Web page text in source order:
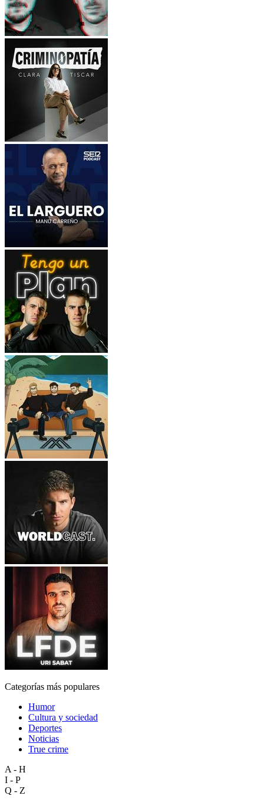
Categorías más populares
Humor
Cultura y sociedad
Deportes
Noticias
True crime
A - H
I - P
Q - Z